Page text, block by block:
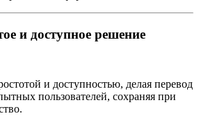
и доступное решение
и доступностью, делая перевод
пользователей, сохраняя при